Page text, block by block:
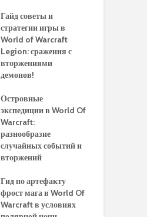
Гайд советы и
стратегии игры в
World of Warcraft
Legion: сражения с
вторжениями
демонов!
Островные
экспедиции в World Of
Warcraft:
разнообразие
случайных событий и
вторжений
Гид по артефакту
фрост мага в World Of
Warcraft в условиях